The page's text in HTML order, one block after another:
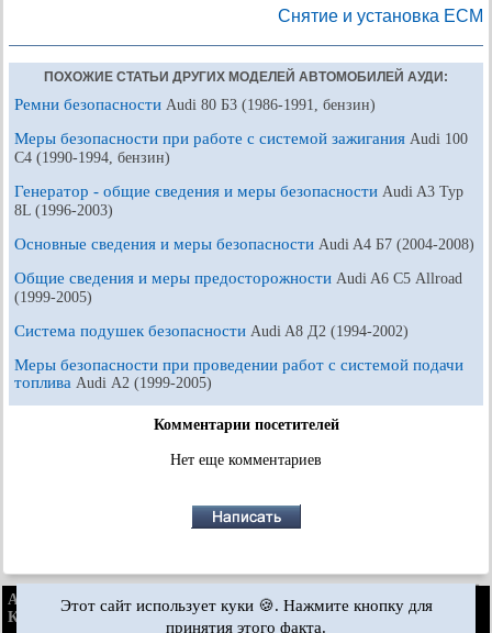
Снятие и установка ЕСМ
ПОХОЖИЕ СТАТЬИ ДРУГИХ МОДЕЛЕЙ АВТОМОБИЛЕЙ АУДИ:
Ремни безопасности Audi 80 Б3 (1986-1991, бензин)
Меры безопасности при работе с системой зажигания Audi 100
С4 (1990-1994, бензин)
Генератор - общие сведения и меры безопасности Audi A3 Typ
8L (1996-2003)
Основные сведения и меры безопасности Audi A4 Б7 (2004-2008)
Общие сведения и меры предосторожности Audi A6 С5 Allroad
(1999-2005)
Система подушек безопасности Audi A8 Д2 (1994-2002)
Меры безопасности при проведении работ с системой подачи
топлива Audi А2 (1999-2005)
Комментарии посетителей
Нет еще комментариев
AudiManual.ru © 2017-2026·Полная версия ·Обратная связь
Карта сайта
Поиск по сайту ·Новости и статьи
Этот сайт использует куки 🍪. Нажмите кнопку для
принятия этого факта.